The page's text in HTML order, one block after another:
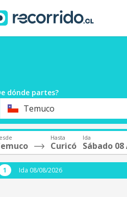
dónde partes?
Origen Temuco
Hasta
Curicó
Ida
Sábado
Ida 08/08/2026